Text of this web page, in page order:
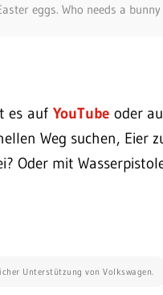
eggs. Who needs a
es auf YouTubeoder
Weg suchen, Eier
Oder mit
Unterstützung von Volkswagen.